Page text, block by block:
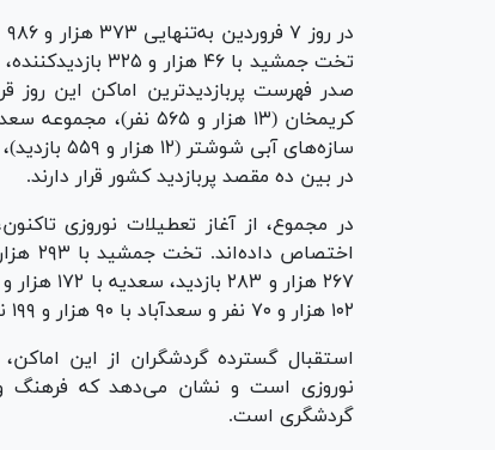
در بین ده مقصد پربازدید کشور قرار دارند.
۱۰۲ هزار و ۷۰ نفر و سعدآباد با ۹۰ هزار و ۱۹۹ نفر از پربازدیدترین اماکن بوده‌اند.
استقبال گسترده گردشگران از این
نوروزی است و نشان می‌دهد که فرهنگ و
گردشگری است.